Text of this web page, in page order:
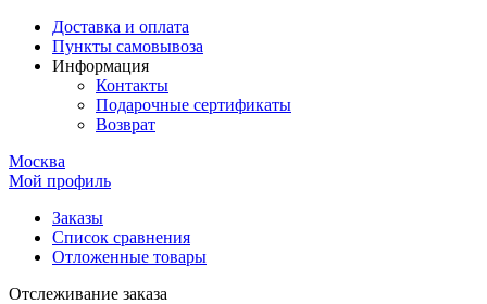
Доставка и оплата
Пункты самовывоза
Информация
Контакты
Подарочные сертификаты
Возврат
Москва
Мой профиль
Заказы
Список сравнения
Отложенные товары
Отслеживание заказа